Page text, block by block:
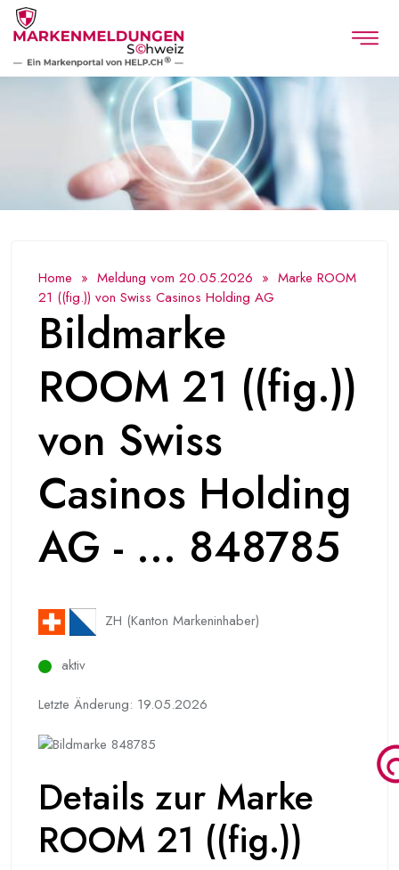
Home » Meldung vom 20.05.2026 » Marke ROOM
21 ((fig.)) von Swiss Casinos Holding AG
Bildmarke
ROOM 21 ((fig.))
von Swiss
Casinos Holding
AG - ... 848785
ZH (Kanton Markeninhaber)
aktiv
Letzte Änderung: 19.05.2026
Details zur Marke
ROOM 21 ((fig.))